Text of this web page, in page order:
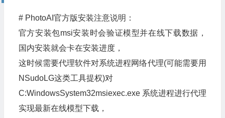
# PhotoAI官方版安装注意说明：
官方安装包msi安装时会验证模型并在线下载数据，
国内安装就会卡在安装进度，
这时候需要代理软件对系统进程网络代理(可能需要用
NSudoLG这类工具提权)对
C:WindowsSystem32msiexec.exe 系统进程进行代理
实现最新在线模型下载，